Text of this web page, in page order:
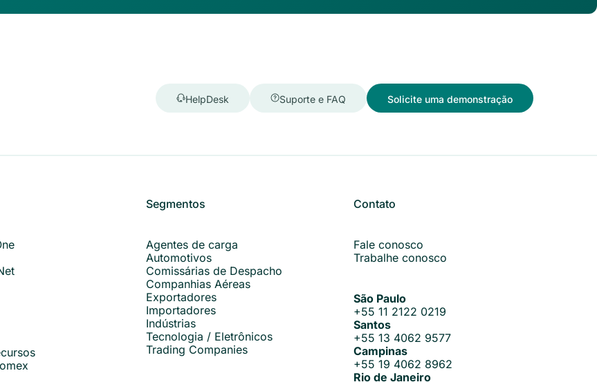
HelpDesk Suporte e FAQ Solicite uma demonstração
Contato
Fale conosco
Trabalhe conosco
São Paulo
+55 11 2122 0219
Santos
+55 13 4062 9577
Campinas
+55 19 4062 8962
Rio de Janeiro
Segmentos
Agentes de carga
Automotivos
Comissárias de Despacho
Companhias Aéreas
Exportadores
Importadores
Indústrias
Tecnologia / Eletrônicos
Trading Companies